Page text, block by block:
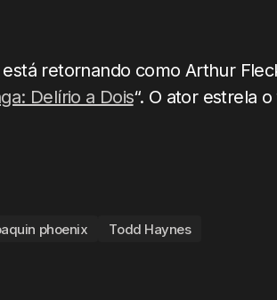
retornando como Arthur
Delírio a Dois“. O ator estrela
phoenix Todd Haynes